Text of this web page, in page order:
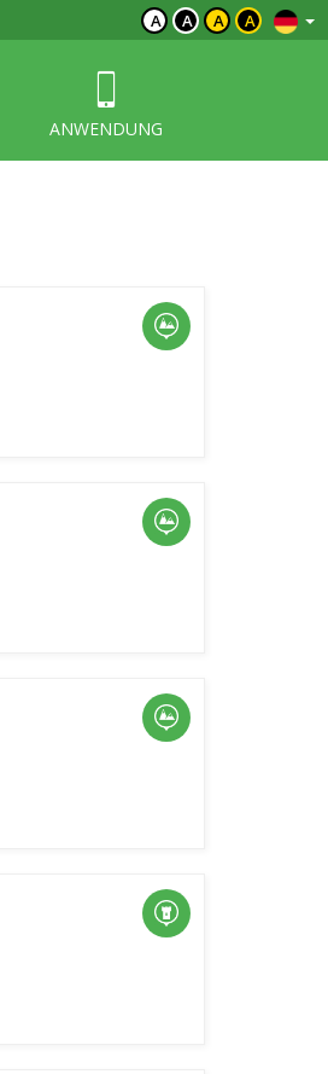
A A A A
ANWENDUNG